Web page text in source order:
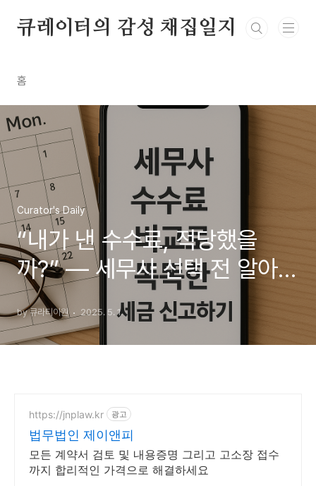
큐레이터의 감성 채집일지
홈
Curator's Daily
“내가 낸 수수료, 적당했을
까?” — 세무사 선택 전 알아야
할 5가지
by 큐라티아원 2025. 5. 1.
https://jnplaw.kr 광고
법무법인 제이앤피
모든 계약서 검토 및 내용증명 그리고 고소장 접수
까지 합리적인 가격으로 해결하세요